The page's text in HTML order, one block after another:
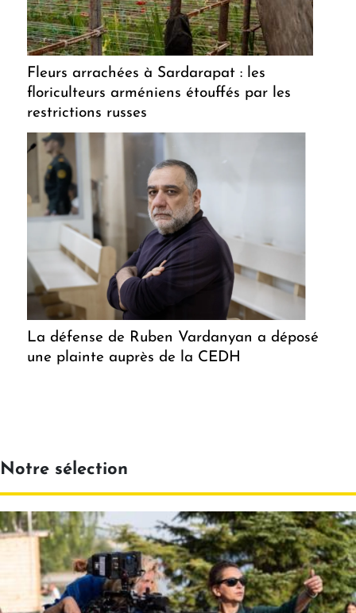
Fleurs arrachées à Sardarapat : les
floriculteurs arméniens étouffés par les
restrictions russes
La défense de Ruben Vardanyan a déposé
une plainte auprès de la CEDH
Notre sélection